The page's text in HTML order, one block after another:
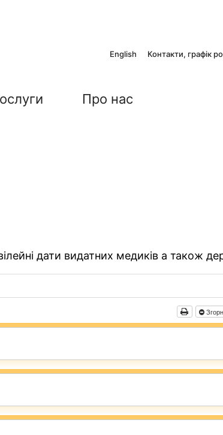
English Контакти, графік
Про нас
дати видатних медиків а також